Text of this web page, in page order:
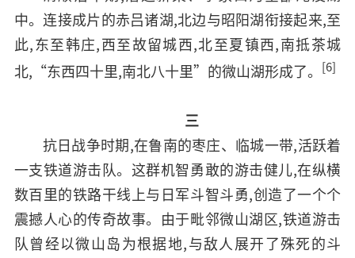
中。连接成片的赤吕诸湖,北边与昭阳湖衔接起来,至
此,东至韩庄,西至故留城西,北至夏镇西,南抵茶城
北,“东西四十里,南北八十里”的微山湖形成了。
[6]
三
抗日战争时期,在鲁南的枣庄、临城一带,活跃着
一支铁道游击队。这群机智勇敢的游击健儿,在纵横
数百里的铁路干线上与日军斗智斗勇,创造了一个个
震撼人心的传奇故事。由于毗邻微山湖区,铁道游击
队曾经以微山岛为根据地,与敌人展开了殊死的斗